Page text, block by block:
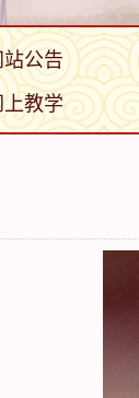
站公告
上教学